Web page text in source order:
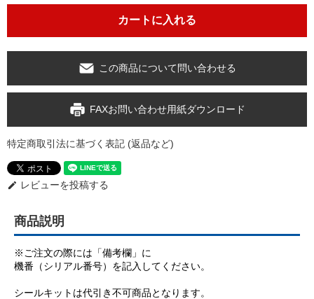
この商品について問い合わせる
FAXお問い合わせ用紙ダウンロード
特定商取引法に基づく表記 (返品など)
edit レビューを投稿する
商品説明
※ご注文の際には「備考欄」に
機番（シリアル番号）を記入してください。
シールキットは代引き不可商品となります。